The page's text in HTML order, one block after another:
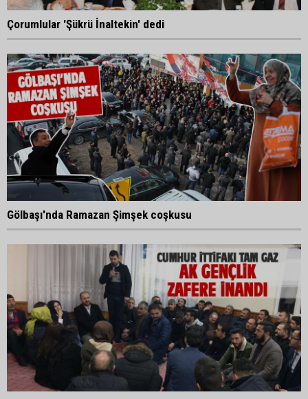
Çorumlular 'Şükrü İnaltekin' dedi
Gölbaşı'nda Ramazan Şimşek coşkusu